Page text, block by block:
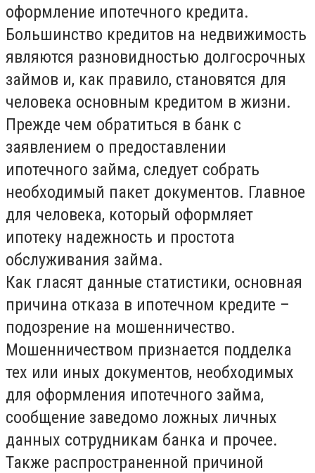
оформление ипотечного кредита.
Большинство кредитов на недвижимость
являются разновидностью долгосрочных
займов и, как правило, становятся для
человека основным кредитом в жизни.
Прежде чем обратиться в банк с
заявлением о предоставлении
ипотечного займа, следует собрать
необходимый пакет документов. Главное
для человека, который оформляет
ипотеку надежность и простота
обслуживания займа.
Как гласят данные статистики, основная
причина отказа в ипотечном кредите –
подозрение на мошенничество.
Мошенничеством признается подделка
тех или иных документов, необходимых
для оформления ипотечного займа,
сообщение заведомо ложных личных
данных сотрудникам банка и прочее.
Также распространенной причиной